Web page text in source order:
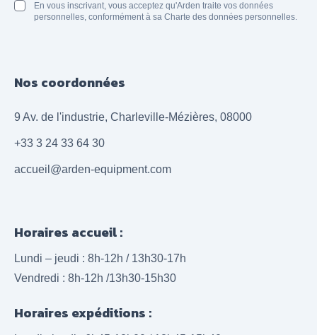
En vous inscrivant, vous acceptez qu'Arden traite vos données
personnelles, conformément à sa Charte des données personnelles.
Nos coordonnées
9 Av. de l'industrie, Charleville-Mézières, 08000
+33 3 24 33 64 30
accueil@arden-equipment.com
Horaires accueil :
Lundi – jeudi : 8h-12h / 13h30-17h
Vendredi : 8h-12h /13h30-15h30
Horaires expéditions :